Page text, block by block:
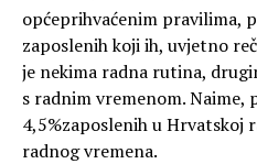
općeprihvaćenim pravilima,
zaposlenih koji ih, uvjetno
je nekima radna rutina,
s radnim vremenom. Naime,
4,5%zaposlenih u Hrvatskoj
radnog vremena.